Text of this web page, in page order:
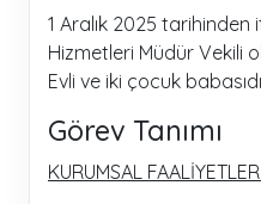
1 Aralık 2025
Hizmetleri Müdür Vekili
Evli ve iki çocuk
Görev Tanımı
KURUMSAL